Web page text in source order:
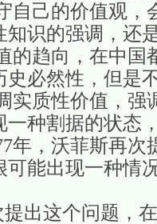
自己的价值观，
识的强调，还
的趋向，在中国
必然性，但是
实质性价值，强
种割据的状态
年，沃菲斯再次
能出现一种情
这个问题，在